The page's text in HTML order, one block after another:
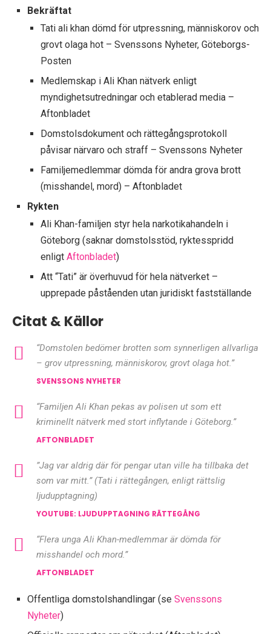
Bekräftat
Tati ali khan dömd för utpressning, människorov och
grovt olaga hot – Svenssons Nyheter, Göteborgs-
Posten
Medlemskap i Ali Khan nätverk enligt
myndighetsutredningar och etablerad media –
Aftonbladet
Domstolsdokument och rättegångsprotokoll
påvisar närvaro och straff – Svenssons Nyheter
Familjemedlemmar dömda för andra grova brott
(misshandel, mord) – Aftonbladet
Rykten
Ali Khan-familjen styr hela narkotikahandeln i
Göteborg (saknar domstolsstöd, ryktesspridd
enligt Aftonbladet)
Att “Tati” är överhuvud för hela nätverket –
upprepade påståenden utan juridiskt fastställande
Citat & Källor
“Domstolen bedömer brotten som synnerligen allvarliga
– grov utpressning, människorov, grovt olaga hot.”
SVENSSONS NYHETER
“Familjen Ali Khan pekas av polisen ut som ett
kriminellt nätverk med stort inflytande i Göteborg.”
AFTONBLADET
”Jag var aldrig där för pengar utan ville ha tillbaka det
som var mitt.” (Tati i rättegången, enligt rättslig
ljudupptagning)
YOUTUBE: LJUDUPPTAGNING RÄTTEGÅNG
“Flera unga Ali Khan-medlemmar är dömda för
misshandel och mord.”
AFTONBLADET
Offentliga domstolshandlingar (se Svenssons
Nyheter)